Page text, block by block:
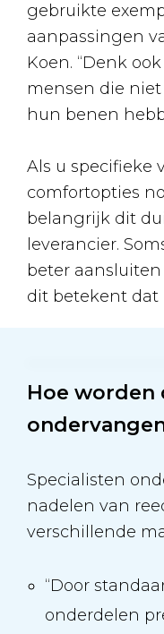
gebruikte
aanpassingen
Koen. “Denk
mensen die
hun benen
Als u specifieke
comfortopties
belangrijk dit
leverancier.
beter
dit betekent dat
Hoe worden
Specialisten
nadelen van
verschillende
“Door
onderdelen